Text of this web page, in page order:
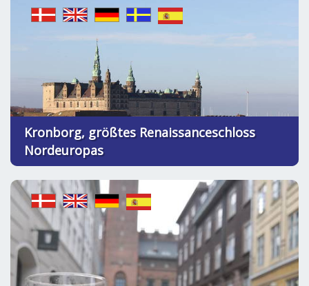
Kronborg, größtes Renaissanceschloss
Nordeuropas